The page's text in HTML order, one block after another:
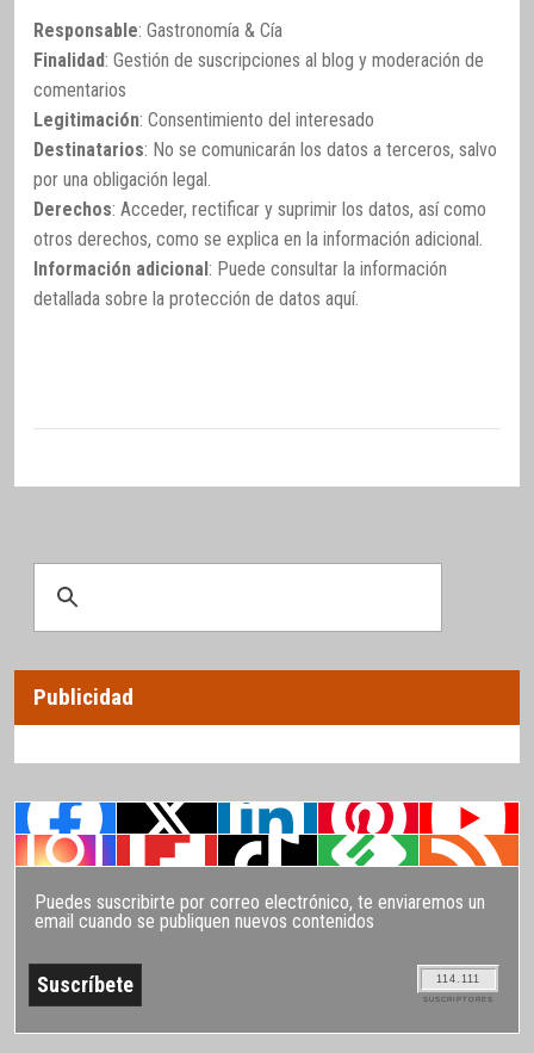
Responsable: Gastronomía & Cía
Finalidad: Gestión de suscripciones al blog y moderación de
comentarios
Legitimación: Consentimiento del interesado
Destinatarios: No se comunicarán los datos a terceros, salvo
por una obligación legal.
Derechos: Acceder, rectificar y suprimir los datos, así como
otros derechos, como se explica en la información adicional.
Información adicional : Puede consultar la información
detallada sobre la protección de datos aquí.
Publicidad
Puedes suscribirte por correo electrónico, te enviaremos un
email cuando se publiquen nuevos contenidos
114.111
SUSCRIPTORES